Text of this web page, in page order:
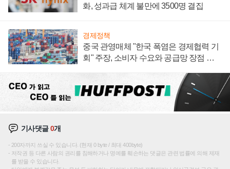
화, 성과급 체계 불만에 3500명 결집
경제정책
중국 관영매체 "한국 폭염은 경제협력 기
회" 주장, 소비자 수요와 공급망 장점 강
기사댓글0개
200자까지 쓰실 수 있습니다. (현재 0 byte / 최대 400byte)
저작권 등 다른 사람의 권리를 침해하거나 명예를 훼손하는 댓글은 관련 법률에 의해 제재
를 받을 수 있습니다.